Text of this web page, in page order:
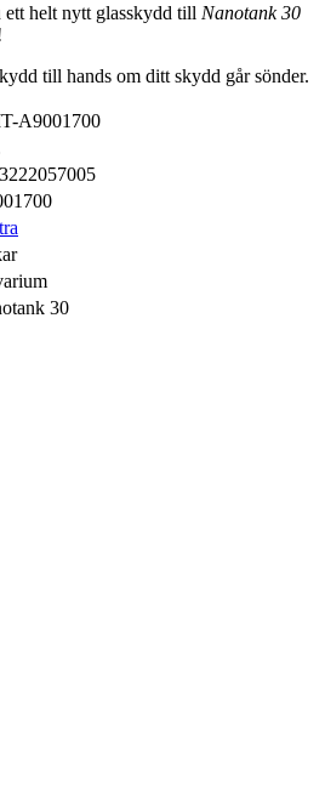
ett helt nytt glasskydd till Nanotank 30
till hands om ditt skydd går sönder.
A9001700
30